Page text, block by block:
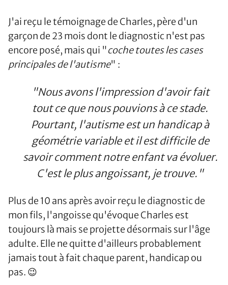
J'ai reçu le témoignage de Charles, père d'un
garçon de 23 mois dont le diagnostic n'est pas
encore posé, mais qui "coche toutes les cases
principales de l'autisme" :
"Nous avons l'impression d'avoir fait
tout ce que nous pouvions à ce stade.
Pourtant, l'autisme est un handicap à
géométrie variable et il est difficile de
savoir comment notre enfant va évoluer.
C'est le plus angoissant, je trouve."
Plus de 10 ans après avoir reçu le diagnostic de
mon fils, l'angoisse qu'évoque Charles est
toujours là mais se projette désormais sur l'âge
adulte. Elle ne quitte d'ailleurs probablement
jamais tout à fait chaque parent, handicap ou
pas. 😉